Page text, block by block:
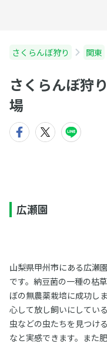
さくらんぼ狩り 関東
さくらんぼ狩
場
広瀬園
山梨県甲州市にある広瀬
です。納豆菌の一種の枯
ぼの無農薬栽培に成功し
心して放し飼いにしてい
虫などの虫たちを見つけ
なと実感できます。また